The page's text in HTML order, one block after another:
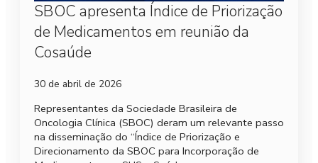
SBOC apresenta Índice de Priorização
de Medicamentos em reunião da
Cosaúde
30 de abril de 2026
Representantes da Sociedade Brasileira de
Oncologia Clínica (SBOC) deram um relevante passo
na disseminação do “Índice de Priorização e
Direcionamento da SBOC para Incorporação de